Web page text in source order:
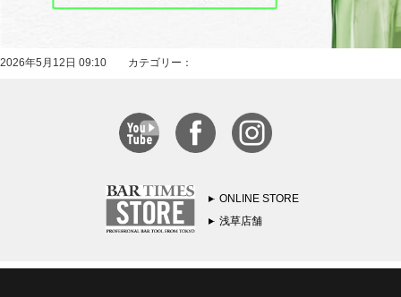
2026年5月12日 09:10 カテゴリー：
ONLINE STORE
浅草店舗